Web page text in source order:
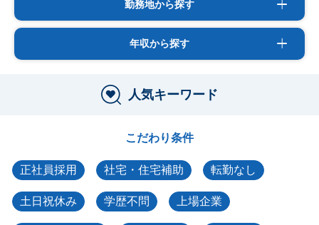
勤務地から探す
年収から探す
人気キーワード
こだわり条件
正社員採用 社宅・住宅補助 転勤なし
土日祝休み 学歴不問 上場企業